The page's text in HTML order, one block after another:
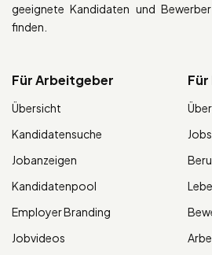
geeignete Kandidaten und
finden.
Für Arbeitgeber
Übersicht
Kandidatensuche
Jobanzeigen
Kandidatenpool
Employer Branding
Jobvideos